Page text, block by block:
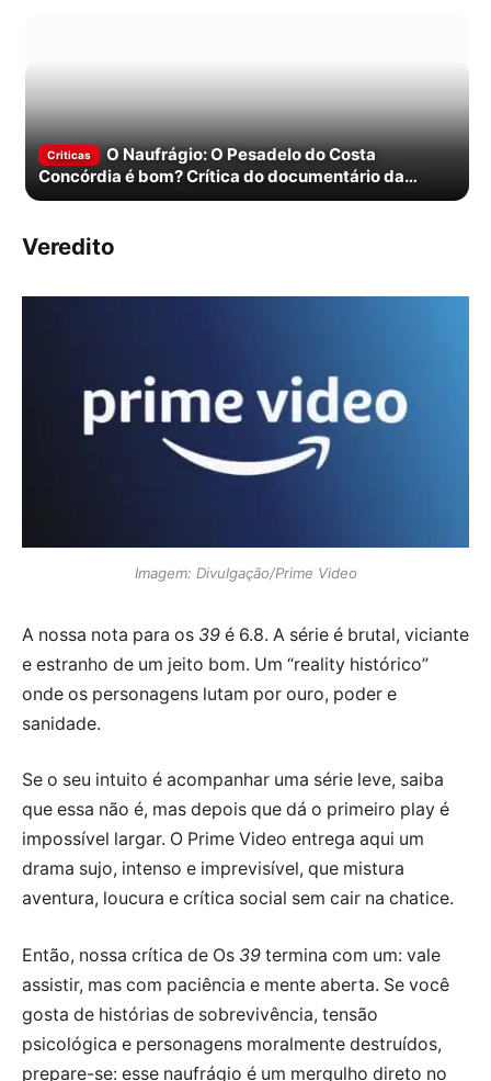
Criticas
O Naufrágio: O Pesadelo do Costa
Concórdia é bom? Crítica do documentário da
Netflix
Veredito
Imagem: Divulgação/Prime Video
A nossa nota para os 39 é 6.8. A série é brutal, viciante
e estranho de um jeito bom. Um “reality histórico”
onde os personagens lutam por ouro, poder e
sanidade.
Se o seu intuito é acompanhar uma série leve, saiba
que essa não é, mas depois que dá o primeiro play é
impossível largar. O Prime Video entrega aqui um
drama sujo, intenso e imprevisível, que mistura
aventura, loucura e crítica social sem cair na chatice.
Então, nossa crítica de Os 39 termina com um: vale
assistir, mas com paciência e mente aberta. Se você
gosta de histórias de sobrevivência, tensão
psicológica e personagens moralmente destruídos,
prepare-se: esse naufrágio é um mergulho direto no